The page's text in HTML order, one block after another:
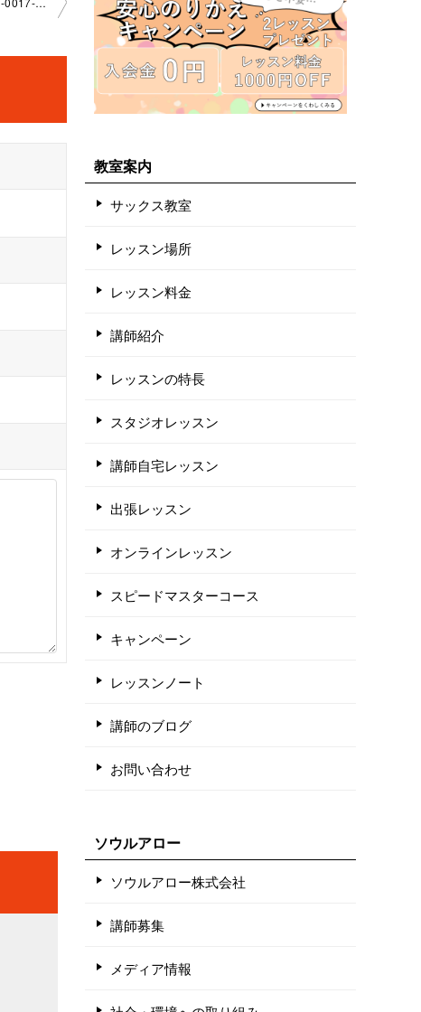
教室案内
サックス教室
レッスン場所
レッスン料金
講師紹介
レッスンの特長
スタジオレッスン
講師自宅レッスン
出張レッスン
オンラインレッスン
スピードマスターコース
キャンペーン
レッスンノート
講師のブログ
お問い合わせ
ソウルアロー
ソウルアロー株式会社
講師募集
メディア情報